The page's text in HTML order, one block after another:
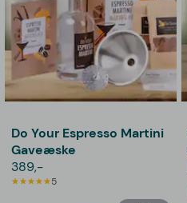
Do Your Espresso Martini
Gaveæske
389,-
5